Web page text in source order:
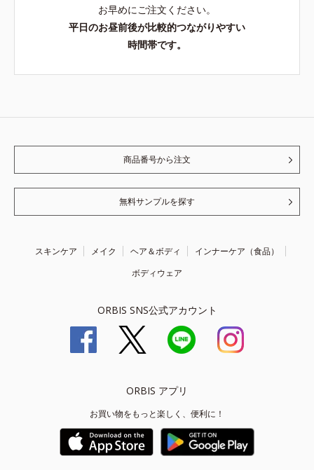
お早めにご注文ください。
平日のお昼前後が比較的つながりやすい
時間帯です。
商品番号から注文
無料サンプルを探す
スキンケア メイク ヘア＆ボディ
インナーケア（食品）
ボディウェア
ORBIS SNS公式アカウント
ORBIS アプリ
お買い物をもっと楽しく、便利に！